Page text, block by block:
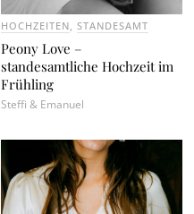
HOCHZEITEN STANDESAMT
Peony Love –
standesamtliche Hochzeit im
Frühling
Steffi & Emanuel